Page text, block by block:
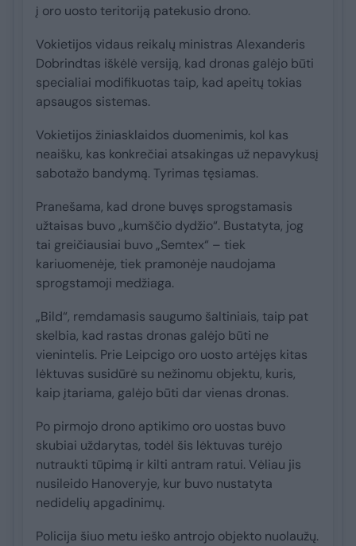
į oro uosto teritoriją patekusio drono.
Vokietijos vidaus reikalų ministras Alexanderis
Dobrindtas iškėlė versiją, kad dronas galėjo būti
specialiai modifikuotas taip, kad apeitų tokias
apsaugos sistemas.
Vokietijos žiniasklaidos duomenimis, kol kas
neaišku, kas konkrečiai atsakingas už nepavykusį
sabotažo bandymą. Tyrimas tęsiamas.
Pranešama, kad drone buvęs sprogstamasis
užtaisas buvo „kumščio dydžio“. Bustatyta, jog
tai greičiausiai buvo „Semtex“ – tiek
kariuomenėje, tiek pramonėje naudojama
sprogstamoji medžiaga.
„Bild“, remdamasis saugumo šaltiniais, taip pat
skelbia, kad rastas dronas galėjo būti ne
vienintelis. Prie Leipcigo oro uosto artėjęs kitas
lėktuvas susidūrė su nežinomu objektu, kuris,
kaip įtariama, galėjo būti dar vienas dronas.
Po pirmojo drono aptikimo oro uostas buvo
skubiai uždarytas, todėl šis lėktuvas turėjo
nutraukti tūpimą ir kilti antram ratui. Vėliau jis
nusileido Hanoveryje, kur buvo nustatyta
nedidelių apgadinimų.
Policija šiuo metu ieško antrojo objekto nuolaužų.